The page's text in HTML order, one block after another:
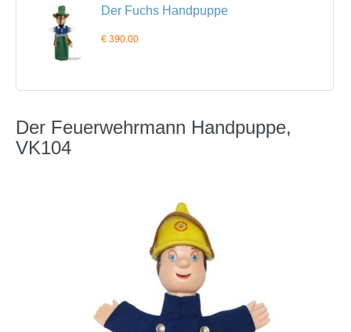
Der Fuchs Handpuppe
€ 390.00
Der Feuerwehrmann Handpuppe,
VK104